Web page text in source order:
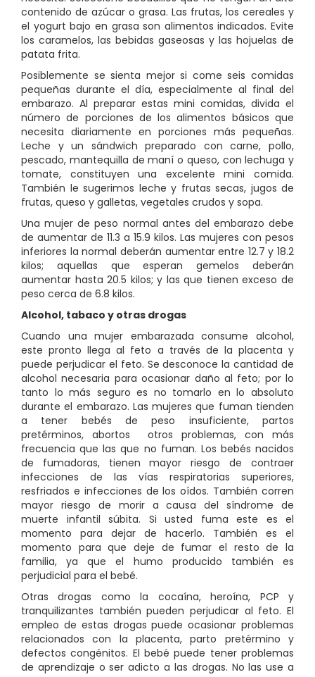
contenido de azúcar o grasa. Las frutas, los cereales y
el yogurt bajo en grasa son alimentos indicados. Evite
los caramelos, las bebidas gaseosas y las hojuelas de
patata frita.
Posiblemente se sienta mejor si come seis comidas
pequeñas durante el día, especialmente al final del
embarazo. Al preparar estas mini comidas, divida el
número de porciones de los alimentos básicos que
necesita diariamente en porciones más pequeñas.
Leche y un sándwich preparado con carne, pollo,
pescado, mantequilla de maní o queso, con lechuga y
tomate, constituyen una excelente mini comida.
También le sugerimos leche y frutas secas, jugos de
frutas, queso y galletas, vegetales crudos y sopa.
Una mujer de peso normal antes del embarazo debe
de aumentar de 11.3 a 15.9 kilos. Las mujeres con pesos
inferiores la normal deberán aumentar entre 12.7 y 18.2
kilos; aquellas que esperan gemelos deberán
aumentar hasta 20.5 kilos; y las que tienen exceso de
peso cerca de 6.8 kilos.
Alcohol, tabaco y otras drogas
Cuando una mujer embarazada consume alcohol,
este pronto llega al feto a través de la placenta y
puede perjudicar el feto. Se desconoce la cantidad de
alcohol necesaria para ocasionar daño al feto; por lo
tanto lo más seguro es no tomarlo en lo absoluto
durante el embarazo. Las mujeres que fuman tienden
a tener bebés de peso insuficiente, partos
pretérminos, abortos otros problemas, con más
frecuencia que las que no fuman. Los bebés nacidos
de fumadoras, tienen mayor riesgo de contraer
infecciones de las vías respiratorias superiores,
resfriados e infecciones de los oídos. También corren
mayor riesgo de morir a causa del síndrome de
muerte infantil súbita. Si usted fuma este es el
momento para dejar de hacerlo. También es el
momento para que deje de fumar el resto de la
familia, ya que el humo producido también es
perjudicial para el bebé.
Otras drogas como la cocaína, heroína, PCP y
tranquilizantes también pueden perjudicar al feto. El
empleo de estas drogas puede ocasionar problemas
relacionados con la placenta, parto pretérmino y
defectos congénitos. El bebé puede tener problemas
de aprendizaje o ser adicto a las drogas. No las use a